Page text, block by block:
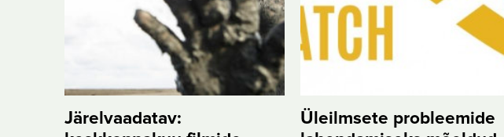
Järelvaadatav:
Üleilmsete probleemide